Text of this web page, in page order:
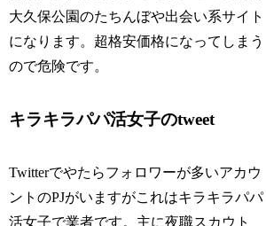
大久保公園のたちんぼや出会い系サイト
になります。超格安価格になってしまう
ので危険です。
キラキラパパ活女子のtweet
Twitterでやたらフォロワーが多いアカウ
ントのPJがいますがこれはキラキラパパ
活女子で業者です。主に夜職スカウト